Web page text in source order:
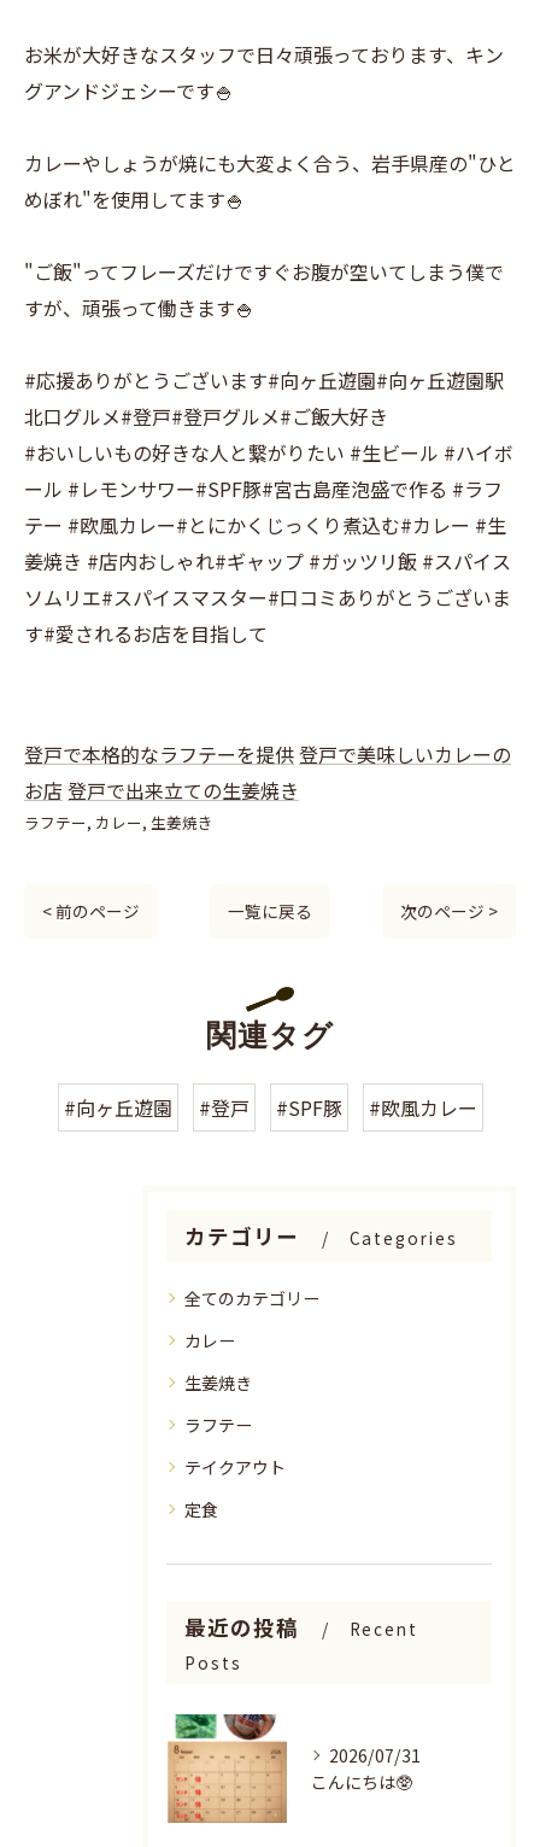
お米が大好きなスタッフで日々頑張っております、キン
グアンドジェシーです🍚
カレーやしょうが焼にも大変よく合う、岩手県産の"ひと
めぼれ"を使用してます🍚
"ご飯"ってフレーズだけですぐお腹が空いてしまう僕で
すが、頑張って働きます🍚
#応援ありがとうございます#向ヶ丘遊園#向ヶ丘遊園駅
北口グルメ#登戸#登戸グルメ#ご飯大好き
#おいしいもの好きな人と繋がりたい #生ビール #ハイボ
ール #レモンサワー#SPF豚#宮古島産泡盛で作る #ラフ
テー #欧風カレー#とにかくじっくり煮込む#カレー #生
姜焼き #店内おしゃれ#ギャップ #ガッツリ飯 #スパイス
ソムリエ#スパイスマスター#口コミありがとうございま
す#愛されるお店を目指して
登戸で本格的なラフテーを提供登戸で美味しいカレーの
お店登戸で出来立ての生姜焼き
ラフテー カレー 生姜焼き
< 前のページ 一覧に戻る 次のページ >
関連タグ
#向ヶ丘遊園 #登戸 #SPF豚 #欧風カレー
カテゴリー Categories
全てのカテゴリー
カレー
生姜焼き
ラフテー
テイクアウト
定食
最近の投稿
Recent
Posts
2026/07/31
こんにちは🥸